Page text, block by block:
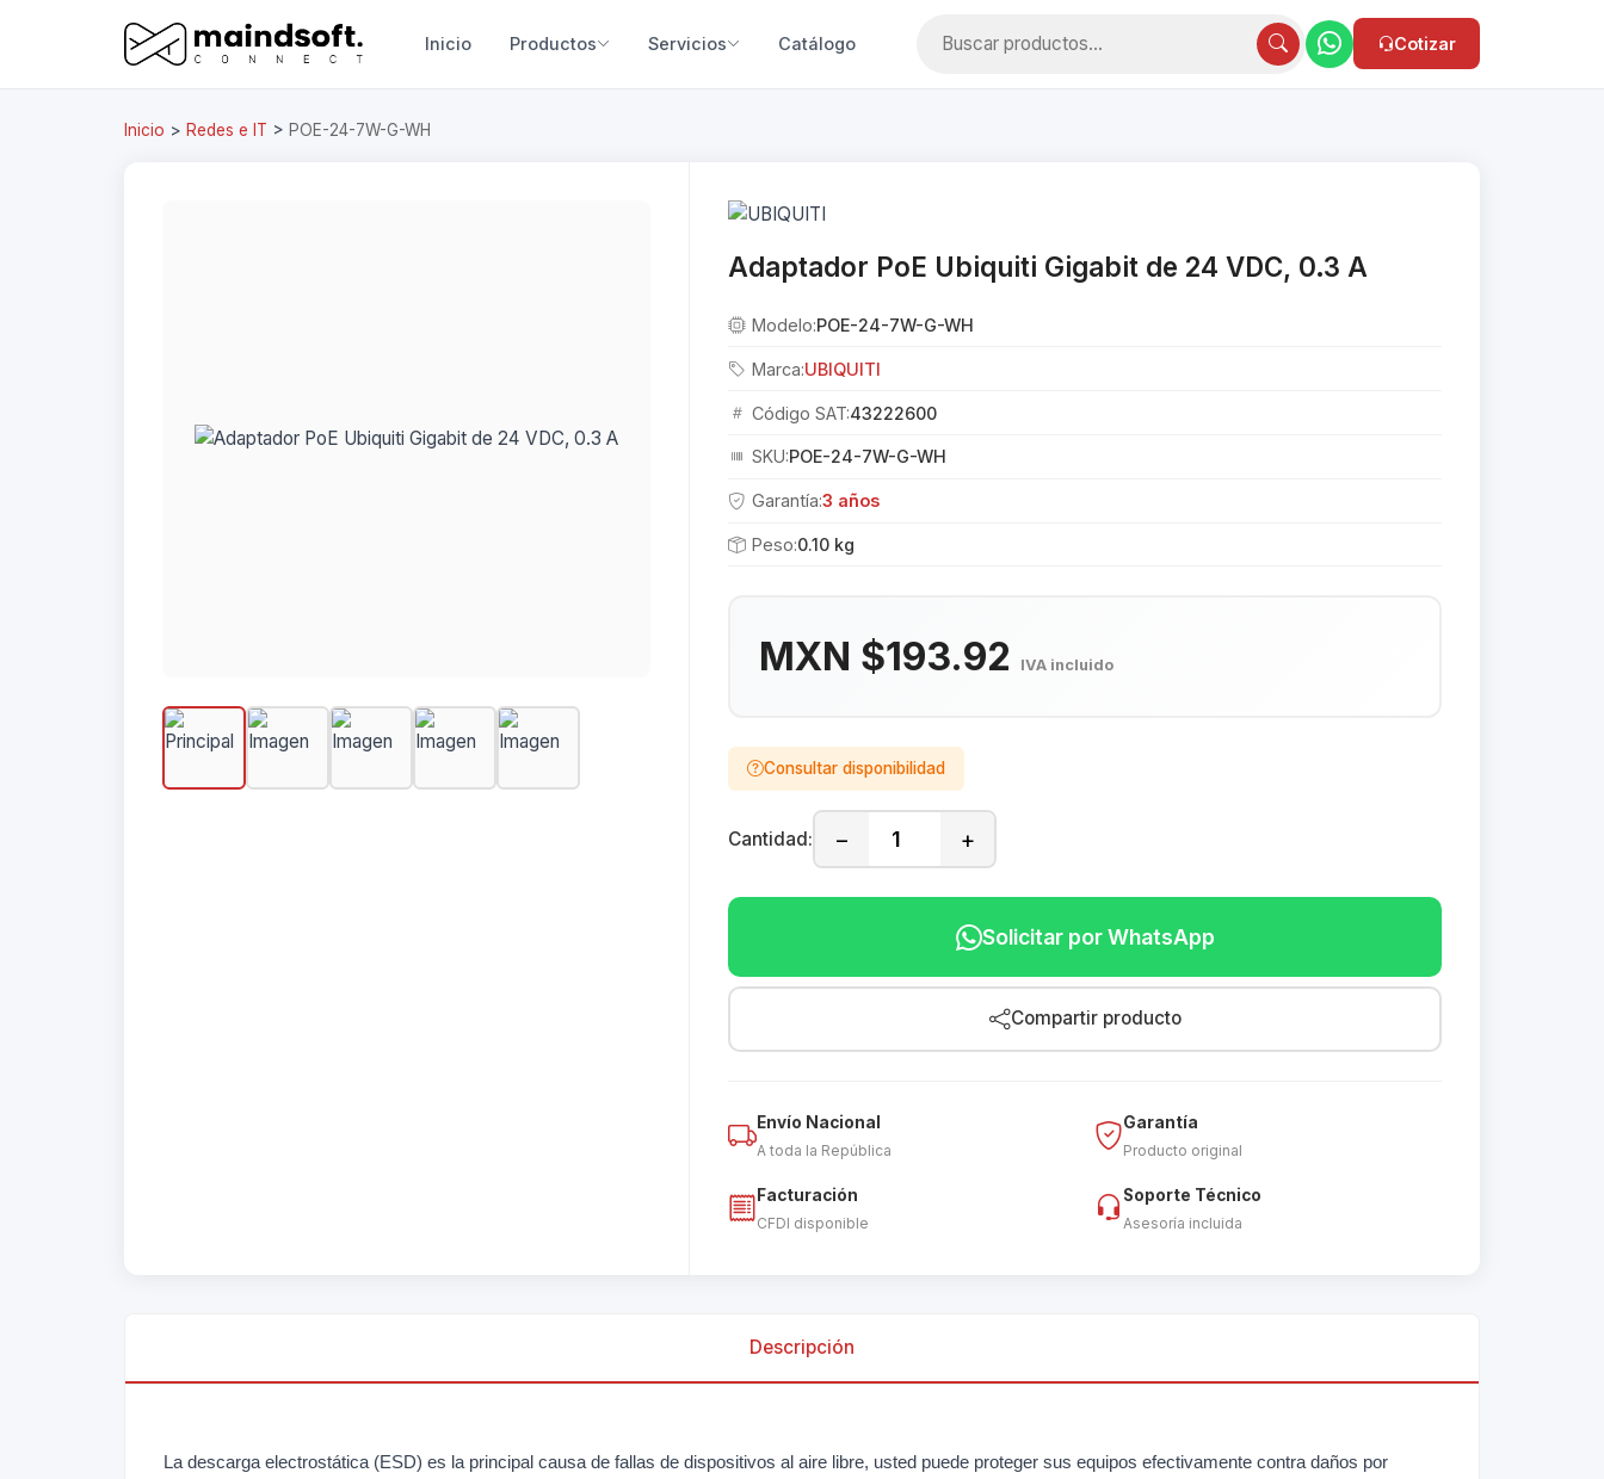
Inicio Productos Servicios Catálogo Cotizar
Inicio > Redes e IT > POE-24-7W-G-WH
Adaptador PoE Ubiquiti Gigabit de 24 VDC, 0.3 A
Modelo:POE-24-7W-G-WH
Marca:UBIQUITI
Código SAT:43222600
SKU:POE-24-7W-G-WH
Garantía:3 años
Peso:0.10 kg
MXN $193.92 IVA incluido
Consultar disponibilidad
Cantidad: − +
Solicitar por WhatsApp
Compartir producto
Envío Nacional
A toda la República
Garantía
Producto original
Facturación
CFDI disponible
Soporte Técnico
Asesoría incluida
Descripción
La descarga electrostática (ESD) es la principal causa de fallas de dispositivos al aire libre, usted puede proteger sus equipos efectivamente contra daños por